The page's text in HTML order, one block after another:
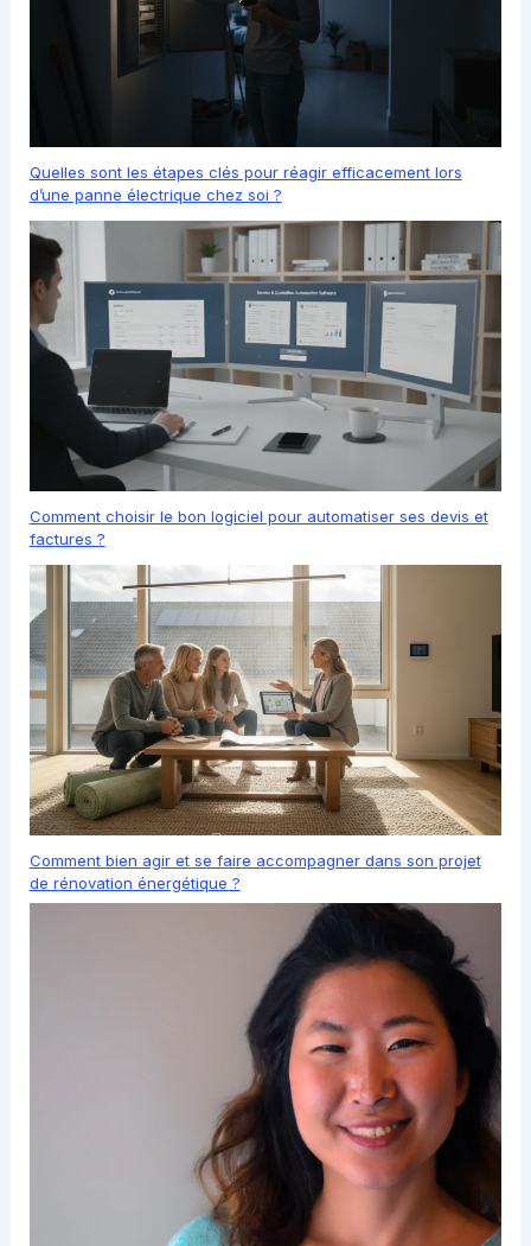
Quelles sont les étapes clés pour réagir efficacement lors
d’une panne électrique chez soi ?
Comment choisir le bon logiciel pour automatiser ses devis et
factures ?
Comment bien agir et se faire accompagner dans son projet
de rénovation énergétique ?